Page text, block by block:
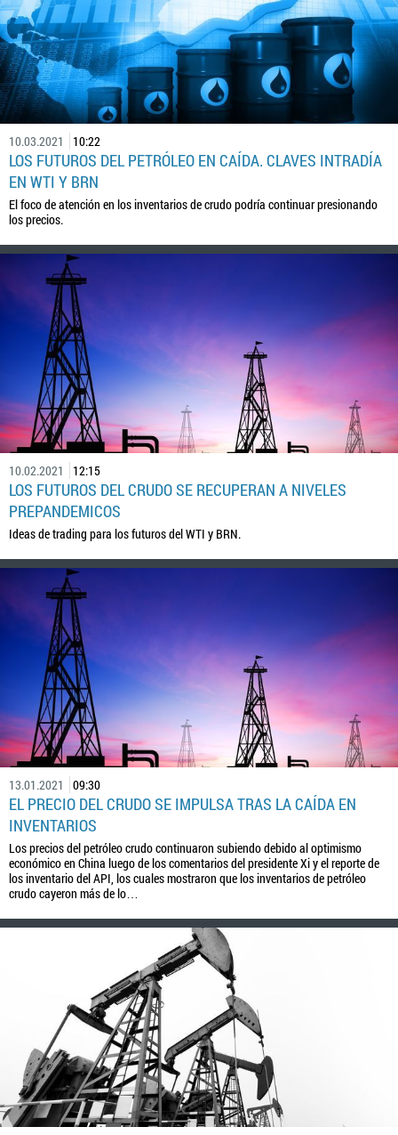
10.03.2021 10:22
LOS FUTUROS DEL PETRÓLEO EN CAÍDA. CLAVES INTRADÍA
EN WTI Y BRN
El foco de atención en los inventarios de crudo podría continuar presionando
los precios.
10.02.2021 12:15
LOS FUTUROS DEL CRUDO SE RECUPERAN A NIVELES
PREPANDEMICOS
Ideas de trading para los futuros del WTI y BRN.
13.01.2021 09:30
EL PRECIO DEL CRUDO SE IMPULSA TRAS LA CAÍDA EN
INVENTARIOS
Los precios del petróleo crudo continuaron subiendo debido al optimismo
económico en China luego de los comentarios del presidente Xi y el reporte de
los inventario del API, los cuales mostraron que los inventarios de petróleo
crudo cayeron más de lo…